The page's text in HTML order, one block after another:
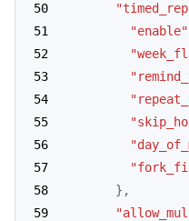
"enable"
} ,